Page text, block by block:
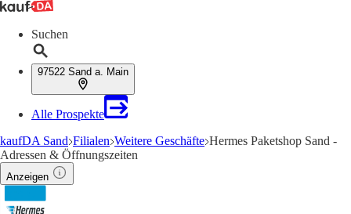
Suchen
97522 Sand a. Main
Alle Prospekte
kaufDA Sand Filialen Weitere Geschäfte Hermes Paketshop Sand -
Adressen & Öffnungszeiten
Anzeigen